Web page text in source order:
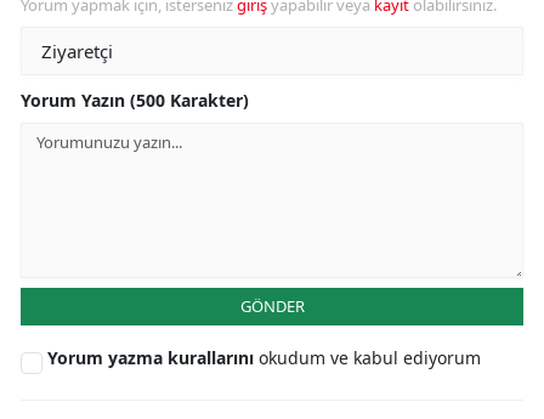
Yorum yapmak için, istersenizgirişyapabilir veya kayıt olabilirsiniz.
Yorum Yazın (500 Karakter)
GÖNDER
Yorum yazma kurallarını okudum ve kabul ediyorum